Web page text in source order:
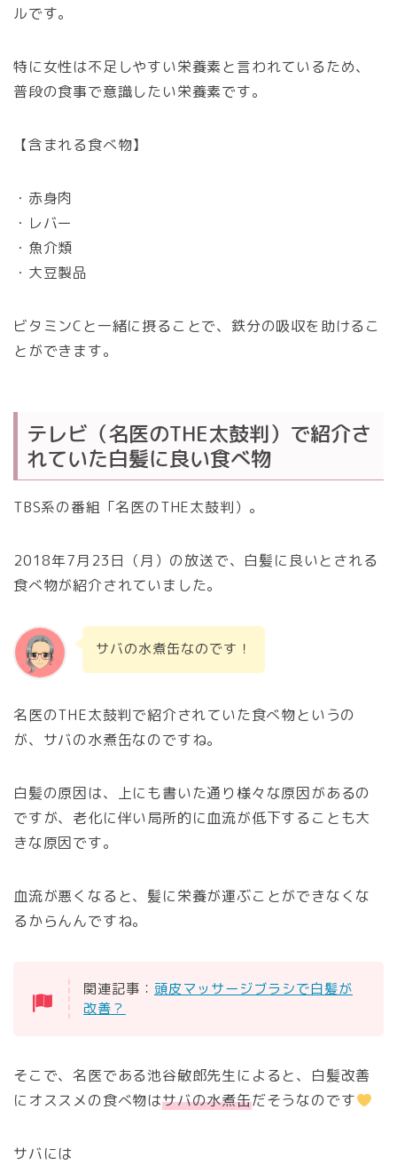
ルです。
特に女性は不足しやすい栄養素と言われているため、
普段の食事で意識したい栄養素です。
【含まれる食べ物】
・赤身肉
・レバー
・魚介類
・大豆製品
ビタミンCと一緒に摂ることで、鉄分の吸収を助けるこ
とができます。
テレビ（名医のTHE太鼓判）で紹介さ
れていた白髪に良い食べ物
TBS系の番組「名医のTHE太鼓判）。
2018年7月23日（月）の放送で、白髪に良いとされる
食べ物が紹介されていました。
サバの水煮缶なのです！
名医のTHE太鼓判で紹介されていた食べ物というの
が、サバの水煮缶なのですね。
白髪の原因は、上にも書いた通り様々な原因があるの
ですが、老化に伴い局所的に血流が低下することも大
きな原因です。
血流が悪くなると、髪に栄養が運ぶことができなくな
るからんんですね。
関連記事： 頭皮マッサージブラシで白髪が
改善？
そこで、名医である池谷敏郎先生によると、白髪改善
にオススメの食べ物はサバの水煮缶だそうなのです
サバには